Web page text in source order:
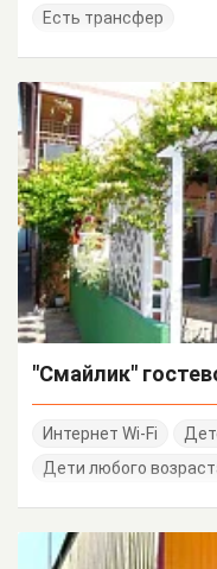
Есть трансфер
"Смайлик"
Интернет Wi-Fi
Дети любого